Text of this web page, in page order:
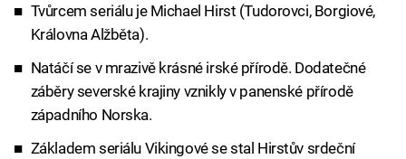
Tvůrcem seriálu je Michael Hirst (Tudorovci, Borgiové,
Královna Alžběta).
Natáčí se v mrazivě krásné irské přírodě. Dodatečné
záběry severské krajiny vznikly v panenské přírodě
západního Norska.
Základem seriálu Vikingové se stal Hirstův srdeční